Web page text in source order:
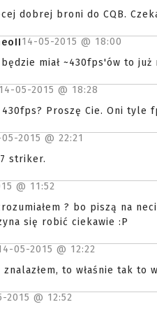
dobrej broni do CQB.
14-05-2015 @ 18:00
miał ~430fps'ów to już
14-05-2015 @ 18:28
430fps? Proszę Cie. Oni tyle
2015 @ 22:21
striker.
@ 11:52
? bo piszą na
się robić ciekawie :P
05-2015 @ 12:22
to właśnie tak to
2015 @ 12:52